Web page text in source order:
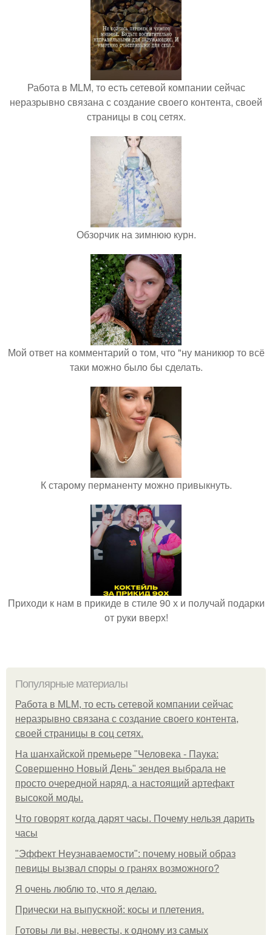
Работа в MLM, то есть сетевой компании сейчас
неразрывно связана с создание своего контента, своей
страницы в соц сетях.
Обзорчик на зимнюю курн.
Мой ответ на комментарий о том, что "ну маникюр то всё
таки можно было бы сделать.
К старому перманенту можно привыкнуть.
Приходи к нам в прикиде в стиле 90 х и получай подарки
от руки вверх!
Популярные материалы
Работа в MLM, то есть сетевой компании сейчас
неразрывно связана с создание своего контента,
своей страницы в соц сетях.
На шанхайской премьере "Человека - Паука:
Совершенно Новый День" зендея выбрала не
просто очередной наряд, а настоящий артефакт
высокой моды.
Что говорят когда дарят часы. Почему нельзя дарить
часы
"Эффект Неузнаваемости": почему новый образ
певицы вызвал споры о гранях возможного?
Я очень люблю то, что я делаю.
Прически на выпускной: косы и плетения.
Готовы ли вы, невесты, к одному из самых